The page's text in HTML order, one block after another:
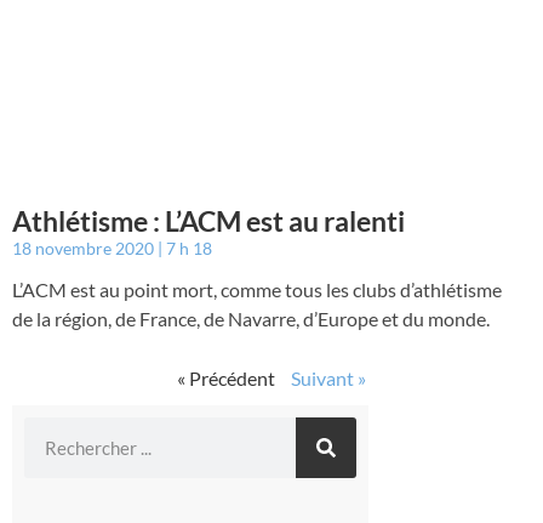
Athlétisme : L’ACM est au ralenti
18 novembre 2020 7 h 18
L’ACM est au point mort, comme tous les clubs d’athlétisme
de la région, de France, de Navarre, d’Europe et du monde.
« Précédent Suivant »